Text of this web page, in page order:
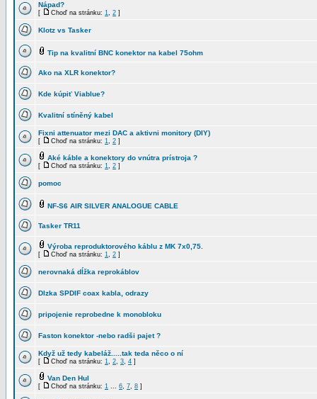
Nápad?
[ Choď na stránku: 1, 2 ]
Klotz vs Tasker
Tip na kvalitní BNC konektor na kabel 75ohm
Ako na XLR konektor?
Kde kúpiť Viablue?
Kvalitní stíněný kabel
Fixni attenuator mezi DAC a aktivni monitory (DIY)
[ Choď na stránku: 1, 2 ]
Aké káble a konektory do vnútra prístroja ?
[ Choď na stránku: 1, 2 ]
pomoc
NF-S6 AIR SILVER ANALOGUE CABLE
Tasker TR11
Výroba reproduktorového káblu z MK 7x0,75.
[ Choď na stránku: 1, 2 ]
nerovnaká dĺžka reprokáblov
Dlzka SPDIF coax kabla, odrazy
pripojenie reprobedne k monobloku
Faston konektor -nebo radši pajet ?
Když už tedy kabeláž.....tak teda něco o ní
[ Choď na stránku: 1, 2, 3, 4 ]
Van Den Hul
[ Choď na stránku: 1 ... 6, 7, 8 ]